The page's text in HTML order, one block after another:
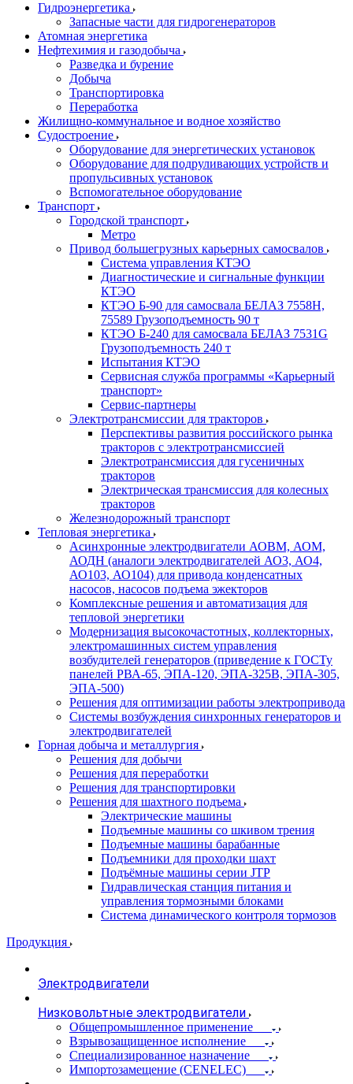
Гидроэнергетика
Запасные части для гидрогенераторов
Атомная энергетика
Нефтехимия и газодобыча
Разведка и бурение
Добыча
Транспортировка
Переработка
Жилищно-коммунальное и водное хозяйство
Судостроение
Оборудование для энергетических установок
Оборудование для подруливающих устройств и
пропульсивных установок
Вспомогательное оборудование
Транспорт
Городской транспорт
Метро
Привод большегрузных карьерных самосвалов
Система управления КТЭО
Диагностические и сигнальные функции
КТЭО
КТЭО Б-90 для самосвала БЕЛАЗ 7558H,
75589 Грузоподъемность 90 т
КТЭО Б-240 для самосвала БЕЛАЗ 7531G
Грузоподъемность 240 т
Испытания КТЭО
Сервисная служба программы «Карьерный
транспорт»
Сервис-партнеры
Электротрансмиссии для тракторов
Перспективы развития российского рынка
тракторов с электротрансмиссией
Электротрансмиссия для гусеничных
тракторов
Электрическая трансмиссия для колесных
тракторов
Железнодорожный транспорт
Тепловая энергетика
Асинхронные электродвигатели АОВМ, АОМ,
АОДН (аналоги электродвигателей АО3, АО4,
АО103, АО104) для привода конденсатных
насосов, насосов подъема эжекторов
Комплексные решения и автоматизация для
тепловой энергетики
Модернизация высокочастотных, коллекторных,
электромашинных систем управления
возбудителей генераторов (приведение к ГОСТу
панелей РВА-65, ЭПА-120, ЭПА-325В, ЭПА-305,
ЭПА-500)
Решения для оптимизации работы электропривода
Системы возбуждения синхронных генераторов и
электродвигателей
Горная добыча и металлургия
Решения для добычи
Решения для переработки
Решения для транспортировки
Решения для шахтного подъема
Электрические машины
Подъемные машины со шкивом трения
Подъемные машины барабанные
Подъемники для проходки шахт
Подъёмные машины серии JTP
Гидравлическая станция питания и
управления тормозными блоками
Система динамического контроля тормозов
Продукция
Электродвигатели
Низковольтные электродвигатели
Общепромышленное применение
Взрывозащищенное исполнение
Специализированное назначение
Импортозамещение (CENELEC)